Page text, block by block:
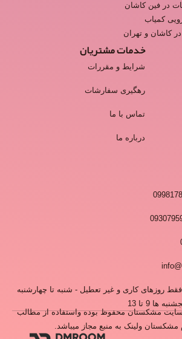
در فین کاشان
کمیاب
کاشان و تهران
خدمات مشتریان
شرایط و مقررات
رهگیری سفارشات
تماس با ما
درباره ما
روزهای کاری و غیر تعطیل - شنبه تا چهارشنبه
مشکستان محفوظ بوده واستفاده از مطالب
مشکستان ولینک به منبع مجاز میباشد.